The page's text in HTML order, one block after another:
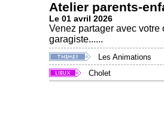
Atelier parents-
Le 01 avril 2026
Venez partager avec votre
garagiste......
Les Animations
Cholet